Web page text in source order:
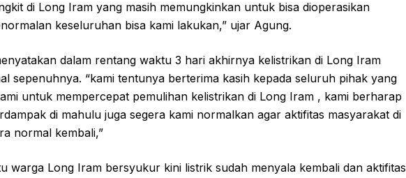
di Long Iram yang masih memungkinkan untuk bisa dioperasikan
keseluruhan bisa kami lakukan,” ujar Agung.
dalam rentang waktu 3 hari akhirnya kelistrikan di Long Iram
sepenuhnya. “kami tentunya berterima kasih kepada seluruh pihak yang
untuk mempercepat pemulihan kelistrikan di Long Iram , kami berharap
di mahulu juga segera kami normalkan agar aktifitas masyarakat di
normal kembali,”
warga Long Iram bersyukur kini listrik sudah menyala kembali dan aktifitas